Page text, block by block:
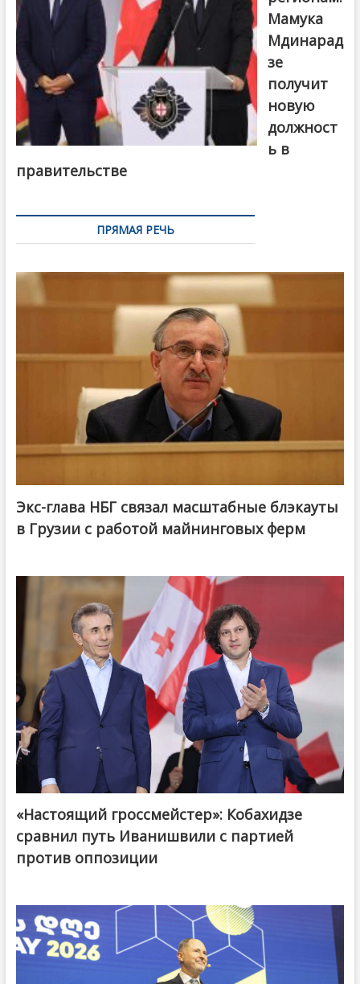
Мамука
Мдинарад
зе
получит
новую
должност
ь в
правительстве
ПРЯМАЯ РЕЧЬ
Экс-глава НБГ связал масштабные блэкауты
в Грузии с работой майнинговых ферм
@ქართული ოცნება / Georgian Dream
«Настоящий гроссмейстер»: Кобахидзе
сравнил путь Иванишвили с партией
против оппозиции